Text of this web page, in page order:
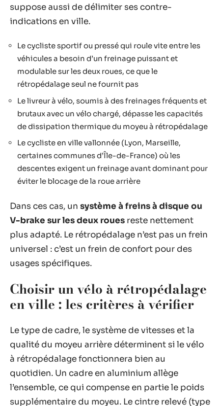
suppose aussi de délimiter ses contre-
indications en ville.
Le cycliste sportif ou pressé qui roule vite entre les
véhicules a besoin d’un freinage puissant et
modulable sur les deux roues, ce que le
rétropédalage seul ne fournit pas
Le livreur à vélo, soumis à des freinages fréquents et
brutaux avec un vélo chargé, dépasse les capacités
de dissipation thermique du moyeu à rétropédalage
Le cycliste en ville vallonnée (Lyon, Marseille,
certaines communes d’Île-de-France) où les
descentes exigent un freinage avant dominant pour
éviter le blocage de la roue arrière
Dans ces cas, un système à freins à disque ou
V-brake sur les deux roues reste nettement
plus adapté. Le rétropédalage n’est pas un frein
universel : c’est un frein de confort pour des
usages spécifiques.
Choisir un vélo à rétropédalage
en ville : les critères à vérifier
Le type de cadre, le système de vitesses et la
qualité du moyeu arrière déterminent si le vélo
à rétropédalage fonctionnera bien au
quotidien. Un cadre en aluminium allège
l’ensemble, ce qui compense en partie le poids
supplémentaire du moyeu. Le cintre relevé (type